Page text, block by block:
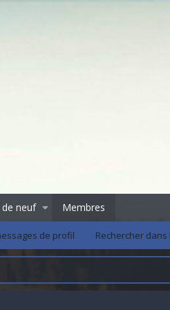
neuf Membres
de profil Rechercher